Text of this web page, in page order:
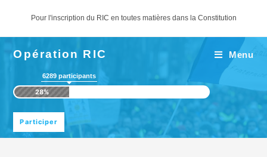
Pour l'inscription du RIC en toutes matières dans la Constitution
Opération RIC
6289participants
28%
Menu